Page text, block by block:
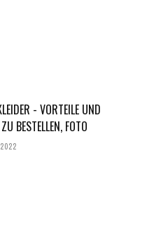
- VORTEILE UND
BESTELLEN, FOTO